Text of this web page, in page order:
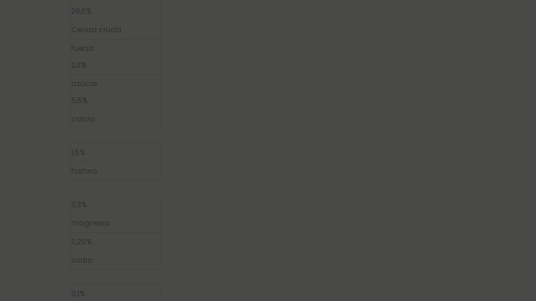
28,0%
Ceniza cruda
fuerza
2,3%
azúcar
5,5%
calcio
1,5%
fosforo
0,3%
magnesio
0,25%
sodio
0,1%